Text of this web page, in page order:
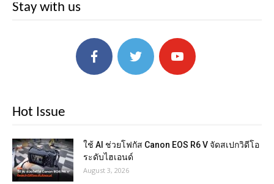
Stay with us
Hot Issue
ใช้ AI ช่วยโฟกัส Canon EOS R6 V จัดสเปกวิดีโอ
ระดับไฮเอนด์
August 3, 2026